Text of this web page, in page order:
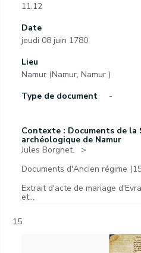
11.12
Date
jeudi 08 juin 1780
Lieu
Namur (Namur, Namur )
Type de document
-
Contexte : Documents de la
archéologique de Namur
Jules Borgnet.
Documents d'Ancien régime
Extrait d'acte de mariage
et...
15